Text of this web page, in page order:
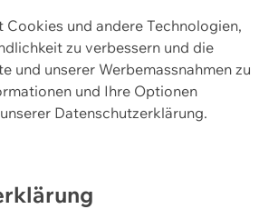
Cookies und andere Technologien,
zu verbessern und die
und unserer Werbemassnahmen zu
und Ihre Optionen
Datenschutzerklärung.